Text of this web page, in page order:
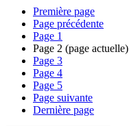
Première page
Page précédente
Page 1
Page 2 (page actuelle)
Page 3
Page 4
Page 5
Page suivante
Dernière page